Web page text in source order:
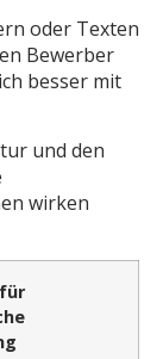
oder Texten
Bewerber
besser mit
und den
wirken